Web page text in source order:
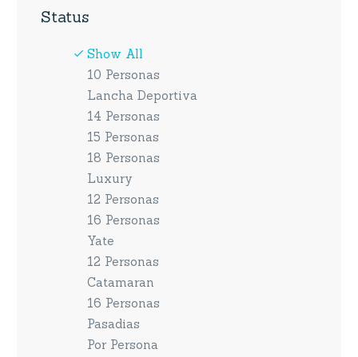
Status
Show All
10 Personas
Lancha Deportiva
14 Personas
15 Personas
18 Personas
Luxury
12 Personas
16 Personas
Yate
12 Personas
Catamaran
16 Personas
Pasadias
Por Persona